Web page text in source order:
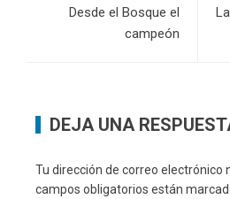
Desde el Bosque el
campeón
DEJA UNA
Tu dirección de correo electrónico
campos obligatorios están